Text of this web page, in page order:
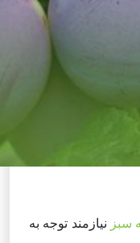
سبز نیازمند توجه به